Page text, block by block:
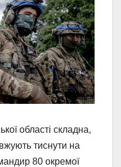
області складна,
тиснути на
80 окремої